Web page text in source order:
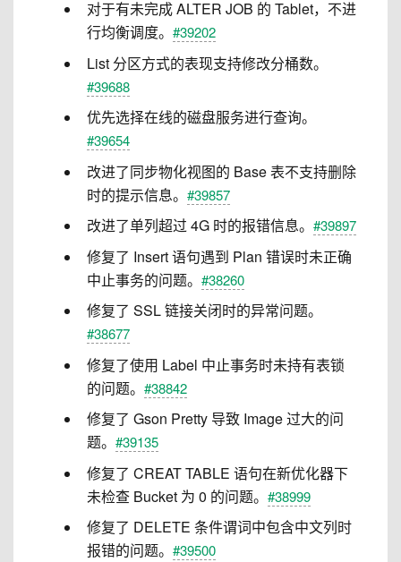
对于有未完成 ALTER JOB 的 Tablet，不进
行均衡调度。 #39202
List 分区方式的表现支持修改分桶数。
#39688
优先选择在线的磁盘服务进行查询。
#39654
改进了同步物化视图的 Base 表不支持删除
时的提示信息。 #39857
改进了单列超过 4G 时的报错信息。 #39897
修复了 Insert 语句遇到 Plan 错误时未正确
中止事务的问题。 #38260
修复了 SSL 链接关闭时的异常问题。
#38677
修复了使用 Label 中止事务时未持有表锁
的问题。 #38842
修复了 Gson Pretty 导致 Image 过大的问
题。 #39135
修复了 CREAT TABLE 语句在新优化器下
未检查 Bucket 为 0 的问题。 #38999
修复了 DELETE 条件谓词中包含中文列时
报错的问题。 #39500